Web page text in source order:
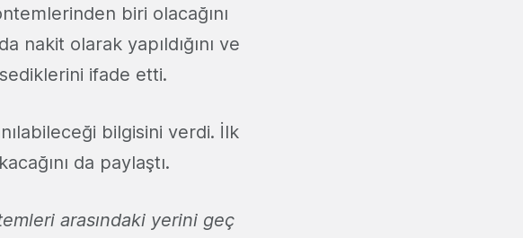
biri olacağını
nakit olarak yapıldığını ve
ifade etti.
bilgisini verdi. İlk
da paylaştı.
arasındaki yerini geç